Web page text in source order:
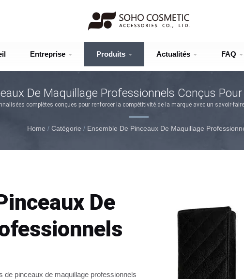
Entreprise Produits Actualités FAQ
De Maquillage Professionnels Conçus
complètes conçues pour renforcer la compétitivité de la marque avec un savoir-
Home / Catégorie / Ensemble De Pinceaux De Maquillage
De
pinceaux de maquillage professionnels